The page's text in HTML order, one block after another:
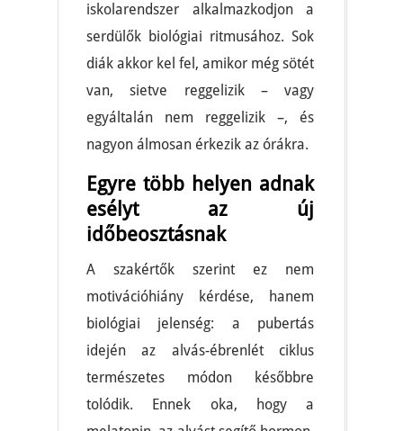
iskolarendszer alkalmazkodjon a
serdülők biológiai ritmusához. Sok
diák akkor kel fel, amikor még sötét
van, sietve reggelizik – vagy
egyáltalán nem reggelizik –, és
nagyon álmosan érkezik az órákra.
Egyre több helyen adnak
esélyt az új
időbeosztásnak
A szakértők szerint ez nem
motivációhiány kérdése, hanem
biológiai jelenség: a pubertás
idején az alvás-ébrenlét ciklus
természetes módon későbbre
tolódik. Ennek oka, hogy a